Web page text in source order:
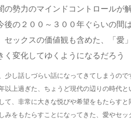
の勢力のマインドコントロールが
後の２００～３００年ぐらいの間
セックスの価値観も含めた、「愛
く変化してゆくようになるだろう
少し話しづらい話になってきてしまうので
以上過ぎた、ちょうど現代の辺りの時代と
て、非常に大きな悦びや希望をもたらす
みをもたらすことになってきた、愛やセ